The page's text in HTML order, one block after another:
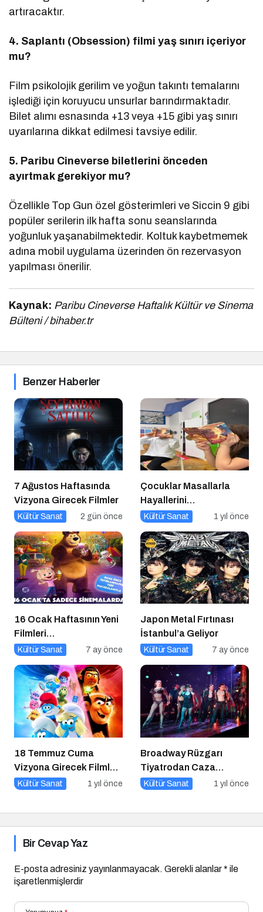
artıracaktır.
4. Saplantı (Obsession) filmi yaş sınırı içeriyor
mu?
Film psikolojik gerilim ve yoğun takıntı temalarını
işlediği için koruyucu unsurlar barındırmaktadır.
Bilet alımı esnasında +13 veya +15 gibi yaş sınırı
uyarılarına dikkat edilmesi tavsiye edilir.
5. Paribu Cineverse biletlerini önceden
ayırtmak gerekiyor mu?
Özellikle Top Gun özel gösterimleri ve Siccin 9 gibi
popüler serilerin ilk hafta sonu seanslarında
yoğunluk yaşanabilmektedir. Koltuk kaybetmemek
adına mobil uygulama üzerinden ön rezervasyon
yapılması önerilir.
Kaynak: Paribu Cineverse Haftalık Kültür ve Sinema
Bülteni / bihaber.tr
Benzer Haberler
7 Ağustos Haftasında
Vizyona Girecek Filmler
Kültür Sanat 2 gün önce
Çocuklar Masallarla
Hayallerini
Gerçekleştiriyor!
Kültür Sanat 1 yıl önce
16 Ocak Haftasının Yeni
Filmleri
Sinemaseverlerle
Kültür Sanat 7 ay önce
Japon Metal Fırtınası
İstanbul’a Geliyor
Kültür Sanat 7 ay önce
18 Temmuz Cuma
Vizyona Girecek Filmler
Belli Oldu
Kültür Sanat 1 yıl önce
Broadway Rüzgarı
Tiyatrodan Caza
Dopdolu Bir Program
Kültür Sanat 1 yıl önce
Bir Cevap Yaz
E-posta adresiniz yayınlanmayacak. Gerekli alanlar* ile
işaretlenmişlerdir